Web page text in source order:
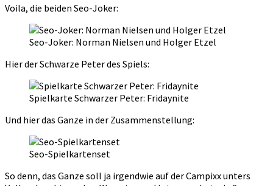
Voila, die beiden Seo-Joker:
Seo-Joker: Norman Nielsen und Holger Etzel
Hier der Schwarze Peter des Spiels:
Spielkarte Schwarzer Peter: Fridaynite
Und hier das Ganze in der Zusammenstellung:
Seo-Spielkartenset
So denn, das Ganze soll ja irgendwie auf der Campixx unters